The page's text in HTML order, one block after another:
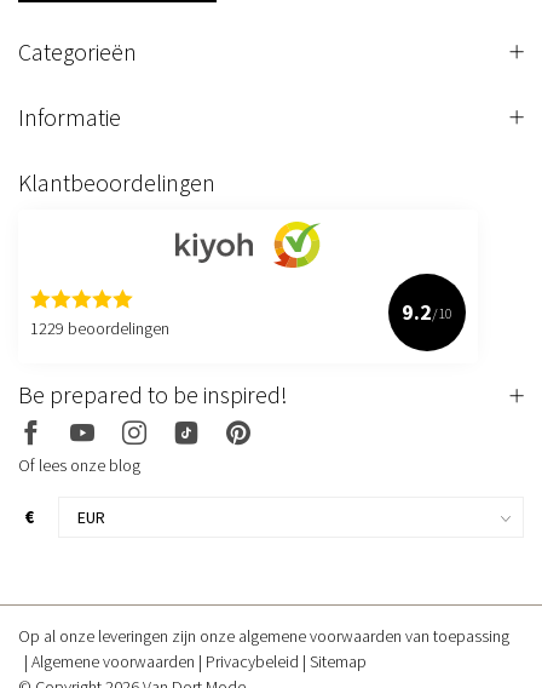
Categorieën
Informatie
Klantbeoordelingen
1229 beoordelingen
9.2/10
Be prepared to be inspired!
Of lees onze blog
€
Op al onze leveringen zijn onze algemene voorwaarden van toepassing
Algemene voorwaarden
Privacybeleid Sitemap